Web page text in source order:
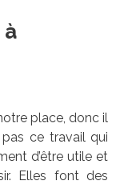
à
place, donc il
ce travail qui
d’être utile et
Elles font des